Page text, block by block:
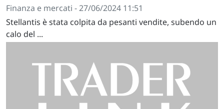
Finanza e mercati - 27/06/2024 11:51
Stellantis è stata colpita da pesanti vendite, subendo un
calo del ...